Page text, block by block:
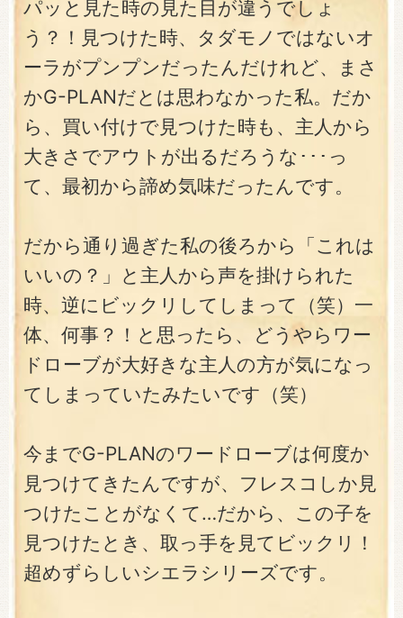
パッと見た時の見た目が違うでしょ
う？！見つけた時、タダモノではないオ
ーラがプンプンだったんだけれど、まさ
かG-PLANだとは思わなかった私。だか
ら、買い付けで見つけた時も、主人から
大きさでアウトが出るだろうな･･･っ
て、最初から諦め気味だったんです。
だから通り過ぎた私の後ろから「これは
いいの？」と主人から声を掛けられた
時、逆にビックリしてしまって（笑）一
体、何事？！と思ったら、どうやらワー
ドローブが大好きな主人の方が気になっ
てしまっていたみたいです（笑）
今までG-PLANのワードローブは何度か
見つけてきたんですが、フレスコしか見
つけたことがなくて…だから、この子を
見つけたとき、取っ手を見てビックリ！
超めずらしいシエラシリーズです。